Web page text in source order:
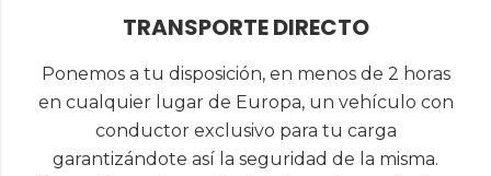
TRANSPORTE DIRECTO
Ponemos a tu disposición, en menos de 2 horas
en cualquier lugar de Europa, un vehículo con
conductor exclusivo para tu carga
garantizándote así la seguridad de la misma.